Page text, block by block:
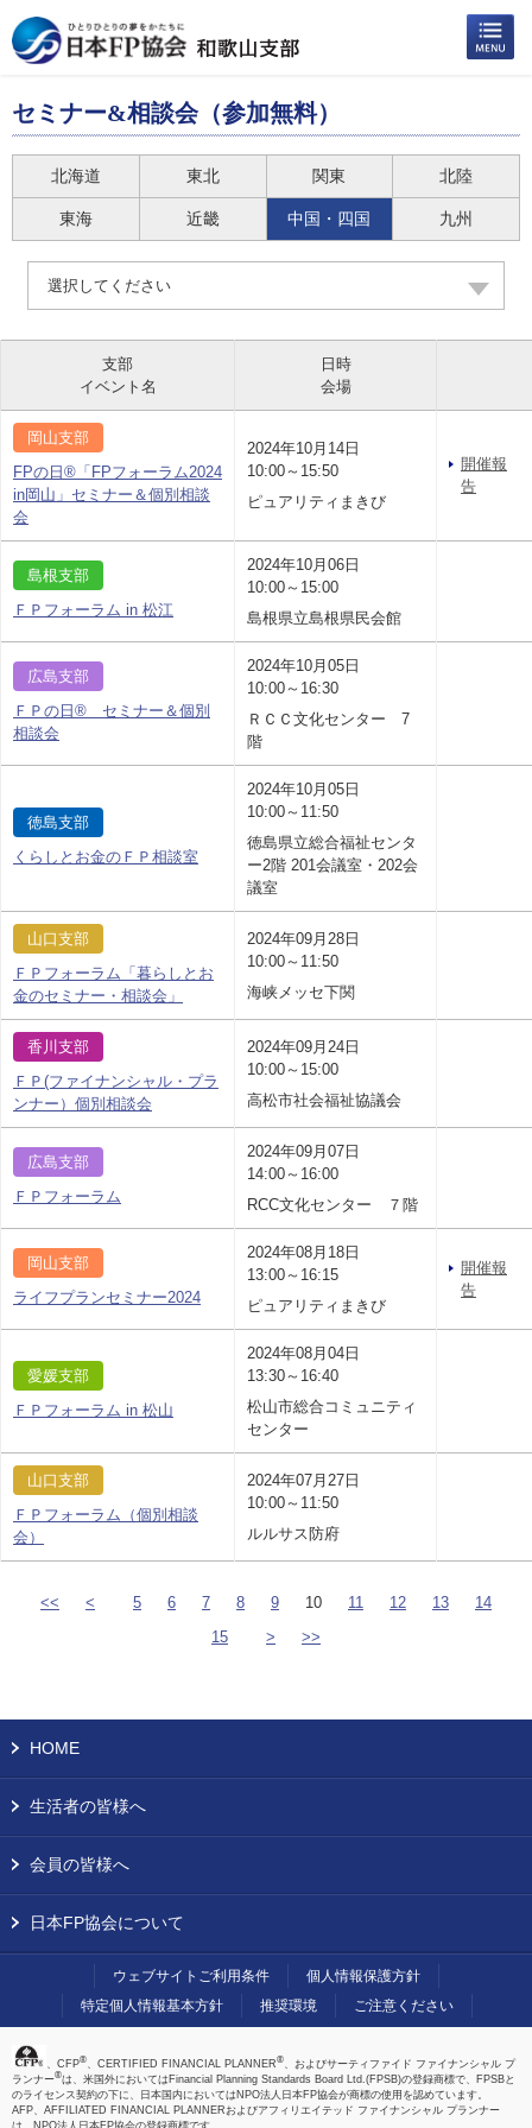
セミナー&相談会（参加無料）
北海道 東北 関東 北陸
東海 近畿 中国・四国 九州
選択してください
支部
イベント名
日時
会場
岡山支部
FPの日®「FPフォーラム2024
in岡山」セミナー＆個別相談
会
2024年10月14日
10:00～15:50
ピュアリティまきび
開催報
告
島根支部
ＦＰフォーラム in 松江
2024年10月06日
10:00～15:00
島根県立島根県民会館
広島支部
ＦＰの日® セミナー＆個別
相談会
2024年10月05日
10:00～16:30
ＲＣＣ文化センター 7
階
徳島支部
くらしとお金のＦＰ相談室
2024年10月05日
10:00～11:50
徳島県立総合福祉センタ
ー2階 201会議室・202会
議室
山口支部
ＦＰフォーラム「暮らしとお
金のセミナー・相談会」
2024年09月28日
10:00～11:50
海峡メッセ下関
香川支部
ＦＰ(ファイナンシャル・プラ
ンナー）個別相談会
2024年09月24日
10:00～15:00
高松市社会福祉協議会
広島支部
ＦＰフォーラム
2024年09月07日
14:00～16:00
RCC文化センター ７階
岡山支部
ライフプランセミナー2024
2024年08月18日
13:00～16:15
ピュアリティまきび
開催報
告
愛媛支部
ＦＰフォーラム in 松山
2024年08月04日
13:30～16:40
松山市総合コミュニティ
センター
山口支部
ＦＰフォーラム（個別相談
会）
2024年07月27日
10:00～11:50
ルルサス防府
<< < 5 6 7 8 9 10 11 12 13
14
15
> >>
HOME
生活者の皆様へ
会員の皆様へ
日本FP協会について
ウェブサイトご利用条件
個人情報保護方針
特定個人情報基本方針
推奨環境 ご注意ください
、CFP®、CERTIFIED FINANCIAL PLANNER®、およびサーティファイド ファイナンシャル プ
ランナー®は、米国外においてはFinancial Planning Standards Board Ltd.(FPSB)の登録商標で、FPSBと
のライセンス契約の下に、日本国内においてはNPO法人日本FP協会が商標の使用を認めています。
AFP、AFFILIATED FINANCIAL PLANNERおよびアフィリエイテッド ファイナンシャル プランナー
は、NPO法人日本FP協会の登録商標です。